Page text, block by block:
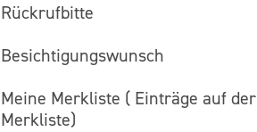
Rückrufbitte
Besichtigungswunsch
Meine Merkliste (Einträge auf der
Merkliste)